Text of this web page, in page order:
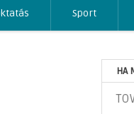
Sport
HA